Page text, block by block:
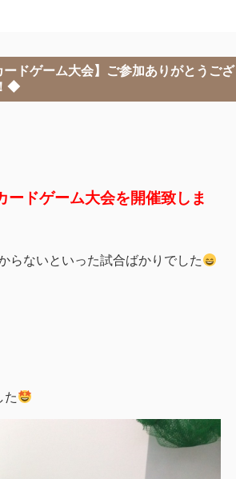
ドゲーム大会】ご参加ありがとうござ
◆
ドゲーム大会を開催致しま
らないといった試合ばかりでした
た